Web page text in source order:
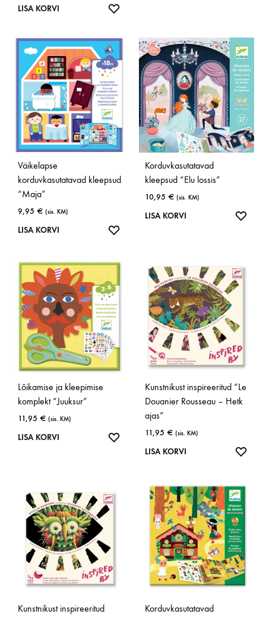
LISA KORVI
Väikelapse
korduvkasutatavad kleepsud
“Maja”
9,95 € (sis. KM)
LISA KORVI
Korduvkasutatavad
kleepsud “Elu lossis”
10,95 € (sis. KM)
LISA KORVI
Lõikamise ja kleepimise
komplekt “Juuksur”
11,95 € (sis. KM)
LISA KORVI
SOOVINIMEKIRJA
Kunstnikust inspireeritud “Le
Douanier Rousseau – Hetk
ajas”
11,95 € (sis. KM)
LISA KORVI
Kunstnikust inspireeritud
Korduvkasutatavad